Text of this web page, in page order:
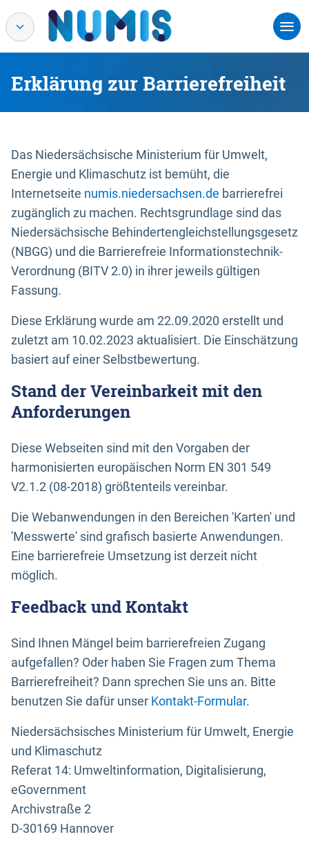
Erklärung zur Barrierefreiheit
Das Niedersächsische Ministerium für Umwelt,
Energie und Klimaschutz ist bemüht, die
Internetseite numis.niedersachsen.de barrierefrei
zugänglich zu machen. Rechtsgrundlage sind das
Niedersächsische Behindertengleichstellungsgesetz
(NBGG) und die Barrierefreie Informationstechnik-
Verordnung (BITV 2.0) in ihrer jeweils gültigen
Fassung.
Diese Erklärung wurde am 22.09.2020 erstellt und
zuletzt am 10.02.2023 aktualisiert. Die Einschätzung
basiert auf einer Selbstbewertung.
Stand der Vereinbarkeit mit den
Anforderungen
Diese Webseiten sind mit den Vorgaben der
harmonisierten europäischen Norm EN 301 549
V2.1.2 (08-2018) größtenteils vereinbar.
Die Webanwendungen in den Bereichen 'Karten' und
'Messwerte' sind grafisch basierte Anwendungen.
Eine barrierefreie Umsetzung ist derzeit nicht
möglich.
Feedback und Kontakt
Sind Ihnen Mängel beim barrierefreien Zugang
aufgefallen? Oder haben Sie Fragen zum Thema
Barrierefreiheit? Dann sprechen Sie uns an. Bitte
benutzen Sie dafür unser Kontakt-Formular.
Niedersächsisches Ministerium für Umwelt, Energie
und Klimaschutz
Referat 14: Umweltinformation, Digitalisierung,
eGovernment
Archivstraße 2
D-30169 Hannover